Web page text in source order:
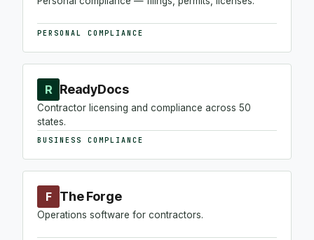
PERSONAL COMPLIANCE
R ReadyDocs
Contractor licensing and compliance across 50
states.
BUSINESS COMPLIANCE
F The Forge
Operations software for contractors.